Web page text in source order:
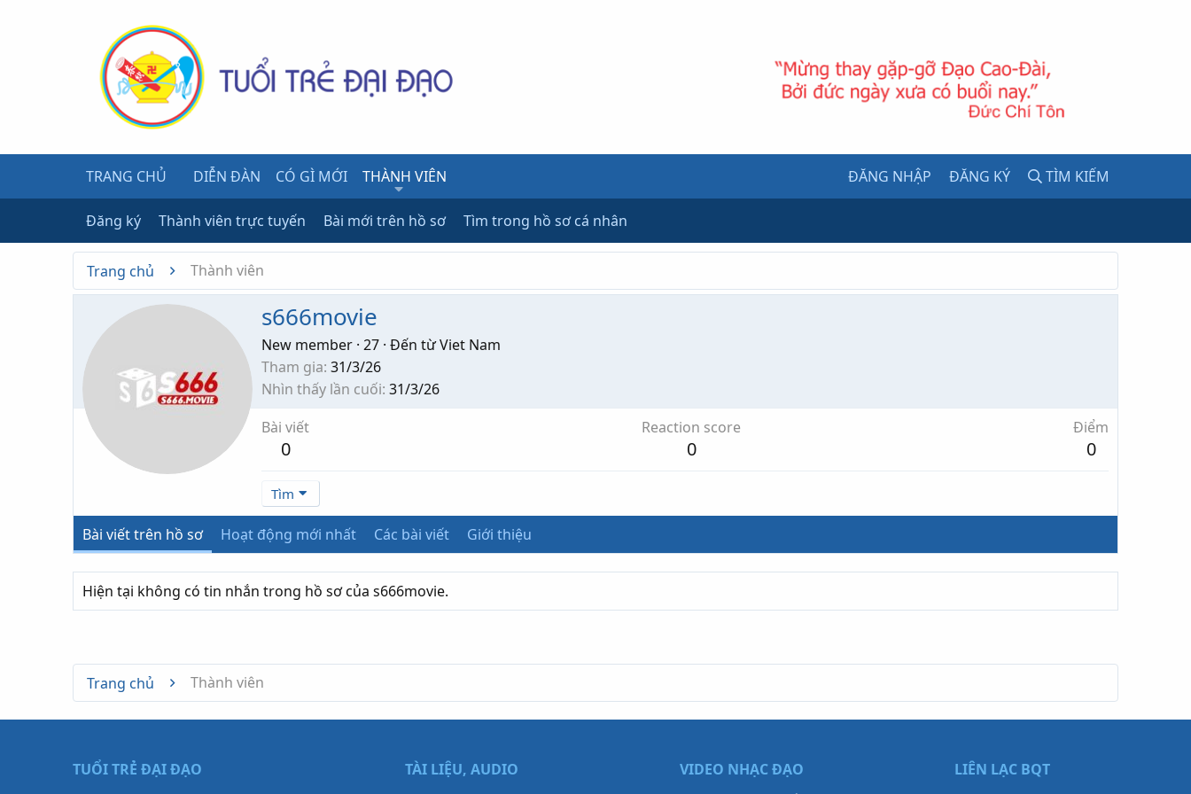
TRANG CHỦ DIỄN ĐÀN CÓ GÌ MỚI THÀNH VIÊN ĐĂNG NHẬP ĐĂNG KÝ TÌM KIẾM
Đăng ký Thành viên trực tuyến Bài mới trên hồ sơ Tìm trong hồ sơ cá nhân
Trang chủ Thành viên
s666movie
New member · 27 · Đến từViet Nam
Tham gia 31/3/26
Nhìn thấy lần cuối 31/3/26
Bài viết
0
Reaction score
0
Điểm
0
Tìm
Bài viết trên hồ sơ Hoạt động mới nhất Các bài viết Giới thiệu
Hiện tại không có tin nhắn trong hồ sơ của s666movie.
Trang chủ Thành viên
TUỔI TRẺ ĐẠI ĐẠO TÀI LIỆU, AUDIO VIDEO NHẠC ĐẠO LIÊN LẠC BQT